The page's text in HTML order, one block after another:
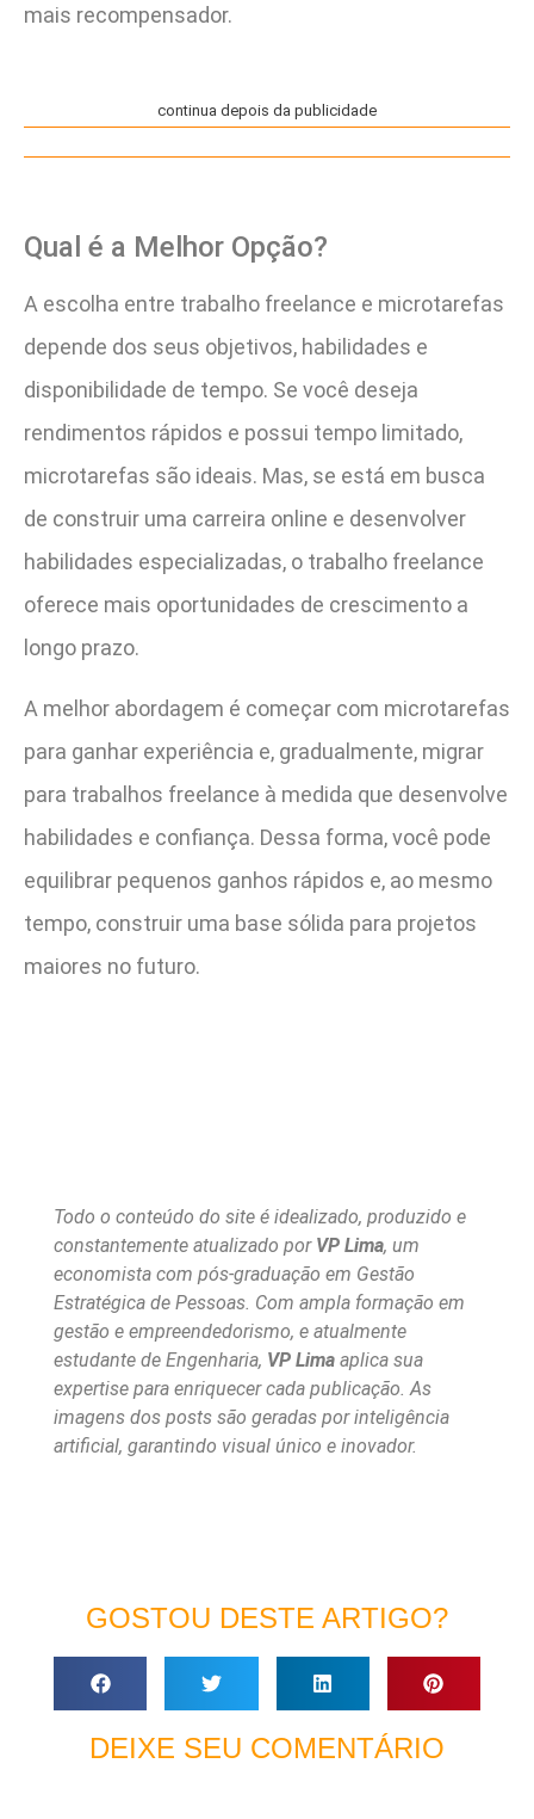
mais recompensador.
continua depois da publicidade
Qual é a Melhor Opção?
A escolha entre trabalho freelance e microtarefas
depende dos seus objetivos, habilidades e
disponibilidade de tempo. Se você deseja
rendimentos rápidos e possui tempo limitado,
microtarefas são ideais. Mas, se está em busca
de construir uma carreira online e desenvolver
habilidades especializadas, o trabalho freelance
oferece mais oportunidades de crescimento a
longo prazo.
A melhor abordagem é começar com microtarefas
para ganhar experiência e, gradualmente, migrar
para trabalhos freelance à medida que desenvolve
habilidades e confiança. Dessa forma, você pode
equilibrar pequenos ganhos rápidos e, ao mesmo
tempo, construir uma base sólida para projetos
maiores no futuro.
Todo o conteúdo do site é idealizado, produzido e
constantemente atualizado por VP Lima, um
economista com pós-graduação em Gestão
Estratégica de Pessoas. Com ampla formação em
gestão e empreendedorismo, e atualmente
estudante de Engenharia, VP Lima aplica sua
expertise para enriquecer cada publicação. As
imagens dos posts são geradas por inteligência
artificial, garantindo visual único e inovador.
GOSTOU DESTE ARTIGO?
DEIXE SEU COMENTÁRIO